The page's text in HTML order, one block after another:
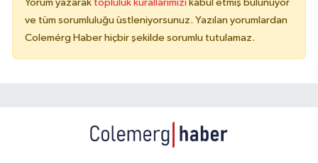
Yorum yazarak topluluk kurallarımızı kabul etmiş bulunuyor
ve tüm sorumluluğu üstleniyorsunuz. Yazılan yorumlardan
Colemérg Haber hiçbir şekilde sorumlu tutulamaz.